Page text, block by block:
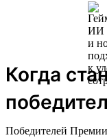
Когда
Победителей